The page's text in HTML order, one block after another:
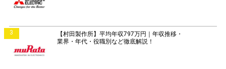
3
【村田製作所】平均年収797万円｜年収推移・
業界・年代・役職別など徹底解説！